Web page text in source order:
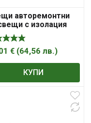
авторемонтни
с изолация
Knipex
€ (64,56 лв.)
КУПИ